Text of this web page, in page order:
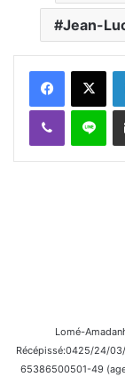
Jean-
FacebookX
Viber
Lomé-
Récépissé:0425/24/
65386500501-49